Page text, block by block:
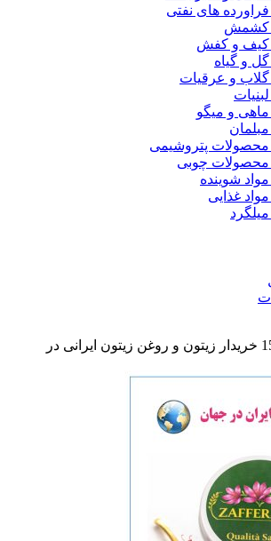
های نفتی
کشمش
کیف و کفش
و گیاه
و عرقیات
و میگو
پتروشیمی
چوبی
شوینده
غذایی
15 خریدار زیتون و روغن زیتون ایرانی در